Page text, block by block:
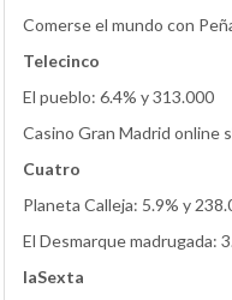
Comerse el mundo con
Telecinco
El pueblo: 6.4% y 313.000
Casino Gran Madrid online
Cuatro
Planeta Calleja: 5.9% y
El Desmarque madrugada:
laSexta